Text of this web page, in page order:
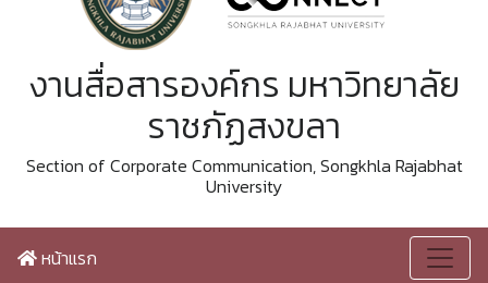
งานสื่อสารองค์กร มหาวิทยาลัย
ราชภัฏสงขลา
Section of Corporate Communication, Songkhla Rajabhat
University
หน้าแรก